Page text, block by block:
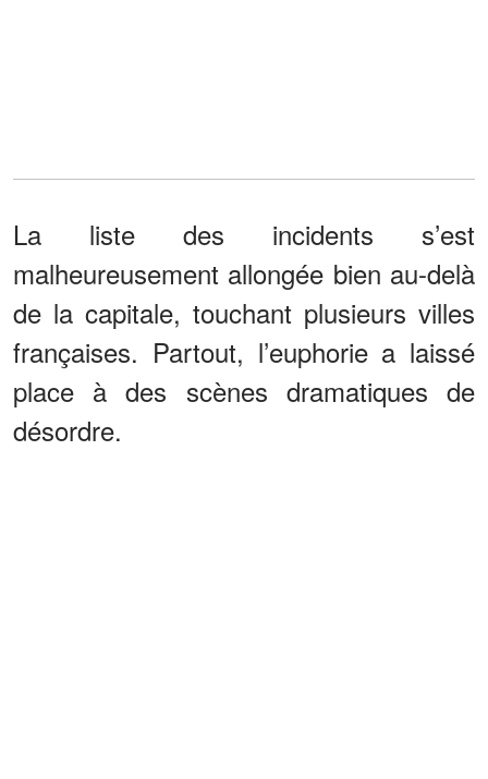
La liste des incidents s’est
malheureusement allongée bien au-delà
de la capitale, touchant plusieurs villes
françaises. Partout, l’euphorie a laissé
place à des scènes dramatiques de
désordre.